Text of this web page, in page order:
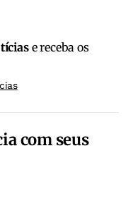
e receba os
com seus